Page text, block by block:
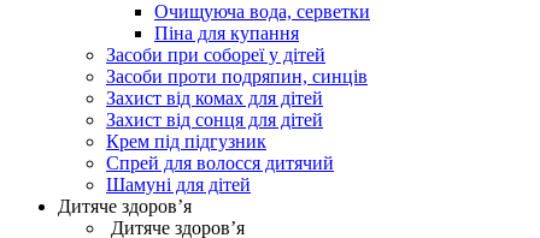
Очищуюча вода, серветки
Піна для купання
Засоби при собореї у дітей
Засоби проти подряпин, синців
Захист від комах для дітей
Захист від сонця для дітей
Крем під підгузник
Спрей для волосся дитячий
Шамуні для дітей
Дитяче здоров’я
Дитяче здоров’я